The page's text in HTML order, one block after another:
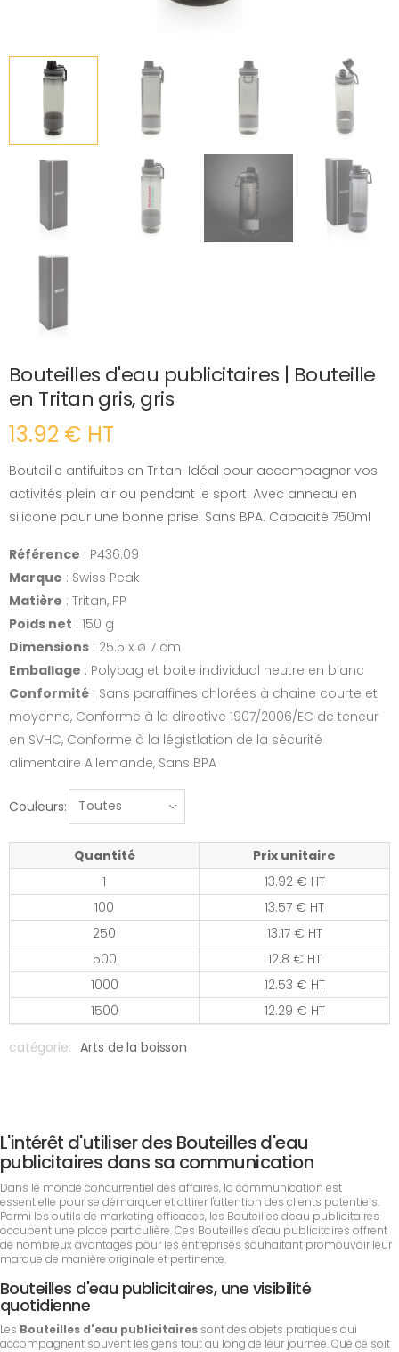
Bouteilles d'eau publicitaires | Bouteille
en Tritan gris, gris
13.92 € HT
Bouteille antifuites en Tritan. Idéal pour accompagner vos
activités plein air ou pendant le sport. Avec anneau en
silicone pour une bonne prise. Sans BPA. Capacité 750ml
Référence : P436.09
Marque : Swiss Peak
Matière : Tritan, PP
Poids net : 150 g
Dimensions : 25.5 x ø 7 cm
Emballage : Polybag et boite individual neutre en blanc
Conformité : Sans paraffines chlorées à chaine courte et
moyenne, Conforme à la directive 1907/2006/EC de teneur
en SVHC, Conforme à la légistlation de la sécurité
alimentaire Allemande, Sans BPA
Couleurs:
Quantité
Prix unitaire
1
13.92 € HT
100
13.57 € HT
250
13.17 € HT
500
12.8 € HT
1000
12.53 € HT
1500
12.29 € HT
catégorie: Arts de la boisson
L'intérêt d'utiliser des Bouteilles d'eau
publicitaires dans sa communication
Dans le monde concurrentiel des affaires, la communication est
essentielle pour se démarquer et attirer l'attention des clients potentiels.
Parmi les outils de marketing efficaces, les Bouteilles d'eau publicitaires
occupent une place particulière. Ces Bouteilles d'eau publicitaires offrent
de nombreux avantages pour les entreprises souhaitant promouvoir leur
marque de manière originale et pertinente.
Bouteilles d'eau publicitaires, une visibilité
quotidienne
Les Bouteilles d'eau publicitaires sont des objets pratiques qui
accompagnent souvent les gens tout au long de leur journée. Que ce soit